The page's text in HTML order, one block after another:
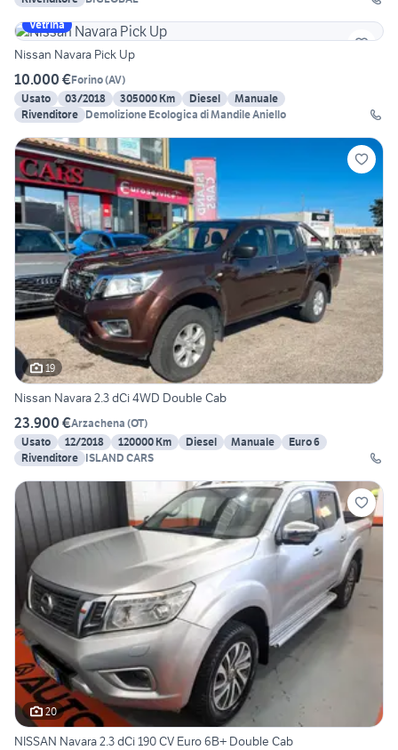
Vetrina
Nissan Navara Pick Up
10.000 €Forino(AV)
Usato
03/2018 305000 Km Diesel
Manuale
Rivenditore Demolizione Ecologica di Mandile Aniello
19
Nissan Navara 2.3 dCi 4WD Double Cab
23.900 €Arzachena (OT)
Usato
12/2018 120000 Km Diesel Manuale
Euro 6
Rivenditore ISLAND CARS
20
NISSAN Navara 2.3 dCi 190 CV Euro 6B+ Double Cab